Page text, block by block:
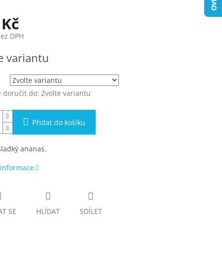
DPH
variantu
doručit do: Zvolte variantu
Přidat do košíku
ananas.
SE HLÍDAT SDÍLET